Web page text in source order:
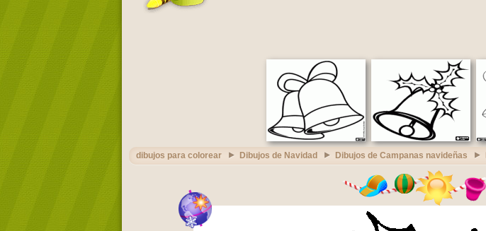
dibujos para colorear Dibujos de Navidad Dibujos de Campanas navideñas